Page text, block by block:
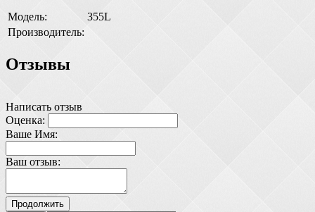
Модель:
355L
Производитель:
Отзывы
Написать отзыв
Оценка:
Ваше Имя:
Ваш отзыв:
Продолжить